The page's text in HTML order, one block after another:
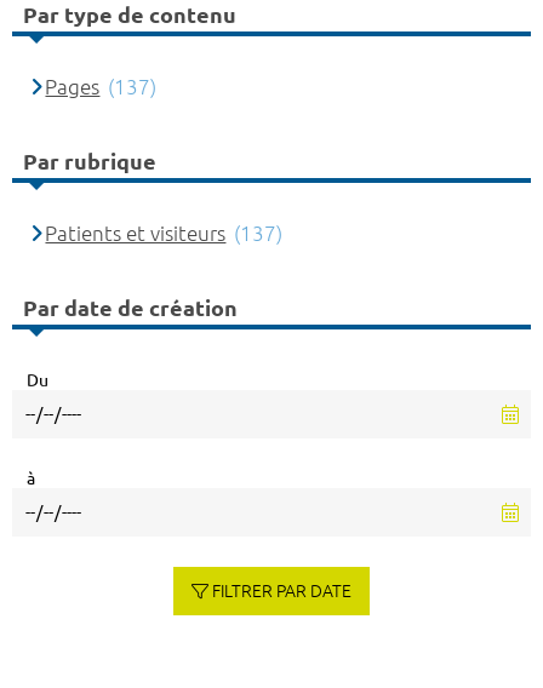
Par type de contenu
Pages (137)
Par rubrique
Patients et visiteurs (137)
Par date de création
Du
à
FILTRER PAR DATE